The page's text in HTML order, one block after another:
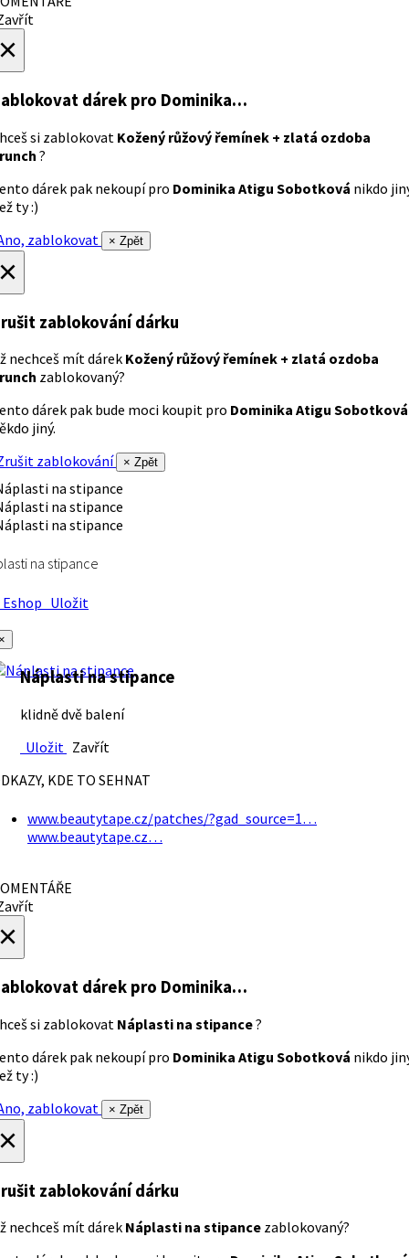
dárek pro Dominika…
si zablokovat Kožený růžový řemínek + zlatá ozdoba
?
dárek pak nekoupí pro Dominika Atigu Sobotková nikdo
ty :)
zablokovat
× Zpět
zablokování dárku
nechceš mít dárek Kožený růžový řemínek + zlatá ozdoba
zablokovaný?
dárek pak bude moci koupit pro Dominika Atigu Sobotková
jiný.
zablokování
× Zpět
na stipance
Uložit
Náplasti na stipance
klidně dvě balení
Uložit Zavřít
KDE TO SEHNAT
www.beautytape.cz/patches/?gad_source=1…
www.beautytape.cz…
dárek pro Dominika…
si zablokovat Náplasti na stipance?
dárek pak nekoupí pro Dominika Atigu Sobotková nikdo
ty :)
zablokovat
× Zpět
zablokování dárku
nechceš mít dárek Náplasti na stipance zablokovaný?